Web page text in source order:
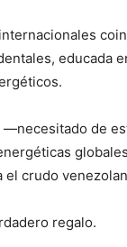
educada
—necesitado de
el crudo
regalo.